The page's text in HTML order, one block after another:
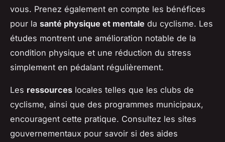
vous. Prenez également en compte les bénéfices
pour la santé physique et mentale du cyclisme. Les
études montrent une amélioration notable de la
condition physique et une réduction du stress
simplement en pédalant régulièrement.
Les ressources locales telles que les clubs de
cyclisme, ainsi que des programmes municipaux,
encouragent cette pratique. Consultez les sites
gouvernementaux pour savoir si des aides